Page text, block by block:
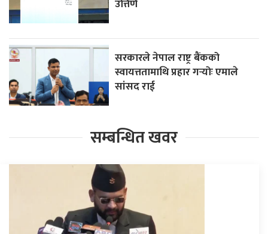
उत्तिर्ण
सरकारले नेपाल राष्ट्र बैंकको
स्वायत्ततामाथि प्रहार गर्‍योः एमाले
सांसद राई
सम्बन्धित खवर